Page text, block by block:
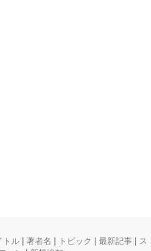
トル | 著者名 | トピック | 最新記事 | ス